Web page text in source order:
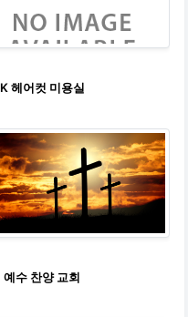
K 헤어컷 미용실
예수 찬양 교회